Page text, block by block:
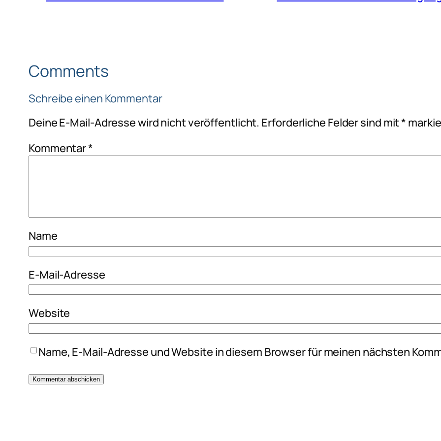
Comments
Schreibe einen Kommentar
Deine E-Mail-Adresse wird nicht veröffentlicht. Erforderliche Felder sind mit*
Kommentar*
Name
E-Mail-Adresse
Website
Name, E-Mail-Adresse und Website in diesem Browser für meinen nächsten